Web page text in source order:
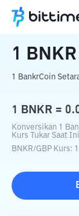
Beranda
1 BNKR
1 BankrCoin
1 BNKR =
Konversikan 1
Kurs Tukar Saat
BNKR/GBP Kurs: 1